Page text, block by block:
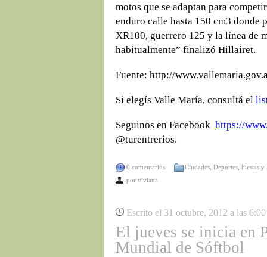
motos que se adaptan para
enduro calle hasta 150 cm3
XR100, guerrero 125 y la línea de
habitualmente” finalizó Hillairet.
Fuente: http://
Si elegís Valle María, consultá el
Seguinos en Facebook https://
@turentrerios.
0 comentarios Ciudades Deportes Fiestas y
por viviana
Escrito el 31 octubre, 2012 a las
El jueves se inicia en
Mundial de Sóftbol